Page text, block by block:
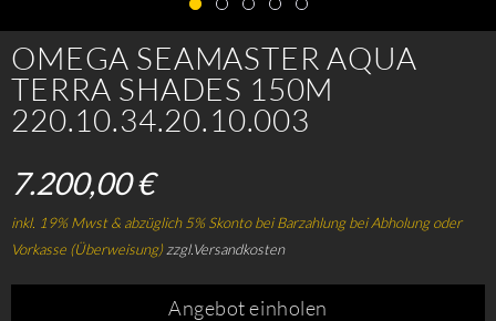
OMEGA SEAMASTER AQUA
TERRA SHADES 150M
220.10.34.20.10.003
7.200,00 €
inkl. 19% Mwst & abzüglich 5% Skonto bei Barzahlung bei Abholung oder
Vorkasse (Überweisung)zzgl.Versandkosten
Angebot einholen